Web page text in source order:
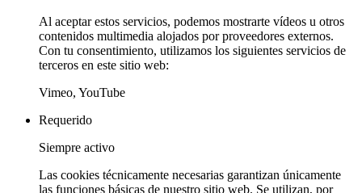
Al aceptar estos servicios, podemos mostrarte vídeos u otros
contenidos multimedia alojados por proveedores externos.
Con tu consentimiento, utilizamos los siguientes servicios de
terceros en este sitio web:
Vimeo, YouTube
Requerido
Siempre activo
Las cookies técnicamente necesarias garantizan únicamente
las funciones básicas de nuestro sitio web. Se utilizan, por